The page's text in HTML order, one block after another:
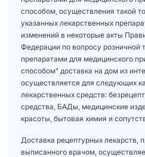
способом, осуществления такой
указанных лекарственных
изменений в некоторые акты
Федерации по вопросу розничной
препаратами для медицинского
способом" доставка на дом из
осуществляется для следующих
лекарственных средств:
средства, БАДы, медицинские
красоты, бытовая химия и
Доставка рецептурных лекарств,
выписанного врачом,